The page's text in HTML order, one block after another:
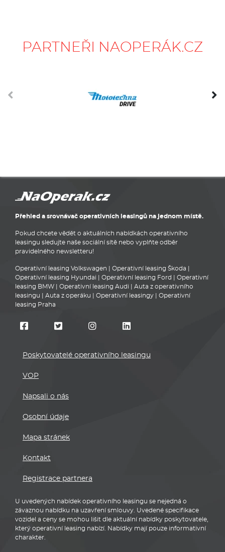
PARTNEŘI NAOPERÁK.CZ
Přehled a srovnávač operativních leasingů na jednom místě.
Pokud chcete vědět o aktuálních nabídkách operativního
leasingu sledujte naše sociální sítě nebo vyplňte odběr
pravidelného newsletteru!
Operativní leasing Volkswagen Operativní leasing Škoda
Operativní leasing Hyundai
Operativní leasing Ford
Operativní
leasing BMW
Operativní leasing Audi
Auta z operativního
leasingu
Auta z operáku Operativní leasingy
Operativní
leasing Praha
Poskytovatelé operativního leasingu
VOP
Napsali o nás
Osobní údaje
Mapa stránek
Kontakt
Registrace partnera
U uvedených nabídek operativního leasingu se nejedná o
závaznou nabídku na uzavření smlouvy. Uvedené specifikace
vozidel a ceny se mohou lišit dle aktuální nabídky poskytovatele,
který operativní leasing nabízí. Nabídky mají pouze informativní
charakter.